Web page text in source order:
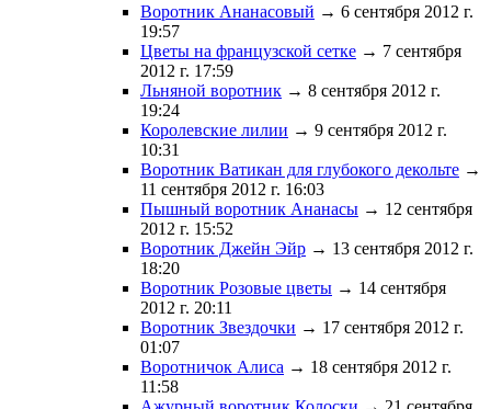
Воротник Ананасовый → 6 сентября 2012 г.
19:57
Цветы на французской сетке → 7 сентября
2012 г. 17:59
Льняной воротник → 8 сентября 2012 г.
19:24
Королевские лилии → 9 сентября 2012 г.
10:31
Воротник Ватикан для глубокого декольте →
11 сентября 2012 г. 16:03
Пышный воротник Ананасы → 12 сентября
2012 г. 15:52
Воротник Джейн Эйр → 13 сентября 2012 г.
18:20
Воротник Розовые цветы → 14 сентября
2012 г. 20:11
Воротник Звездочки → 17 сентября 2012 г.
01:07
Воротничок Алиса → 18 сентября 2012 г.
11:58